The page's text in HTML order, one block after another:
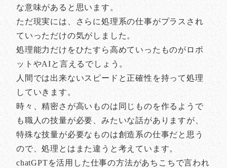
な意味があると思います。
ただ現実には、さらに処理系の仕事がプラスされ
ていっただけの気がしました。
処理能力だけをひたすら高めていったものがロボ
ットやAIと言えるでしょう。
人間では出来ないスピードと正確性を持って処理
していきます。
時々、精密さが高いものは同じものを作るようで
も職人の技量が必要、みたいな話がありますが、
特殊な技量が必要なものは創造系の仕事だと思う
ので、処理とはまた違うと考えています。
chatGPTを活用した仕事の方法があちこちで言われ